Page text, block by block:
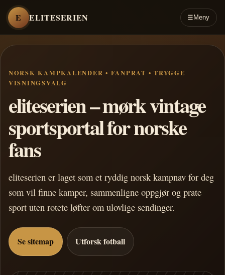
E ELITESERIEN ☰ Meny
NORSK KAMPKALENDER • FANPRAT • TRYGGE
VISNINGSVALG
eliteserien – mørk vintage
sportsportal for norske
fans
eliteserien er laget som et ryddig norsk kampnav for deg
som vil finne kamper, sammenligne oppgjør og prate
sport uten rotete løfter om ulovlige sendinger.
Se sitemap Utforsk fotball